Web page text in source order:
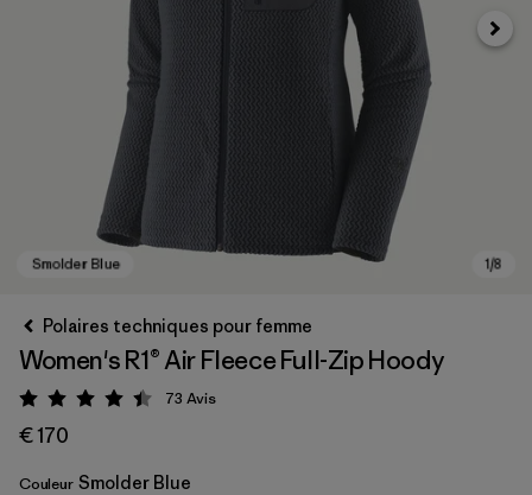
Polaires techniques pour femme
Women's R1® Air Fleece Full-Zip Hoody
Évaluation: 4.5 / 5
73 Avis
€ 170
Couleur Smolder Blue